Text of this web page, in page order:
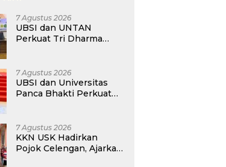
7 Agustus 2026
UBSI dan UNTAN
Perkuat Tri Dharma
7 Agustus 2026
UBSI dan Universitas
Panca Bhakti Perkuat
7 Agustus 2026
KKN USK Hadirkan
Pojok Celengan, Ajarkan